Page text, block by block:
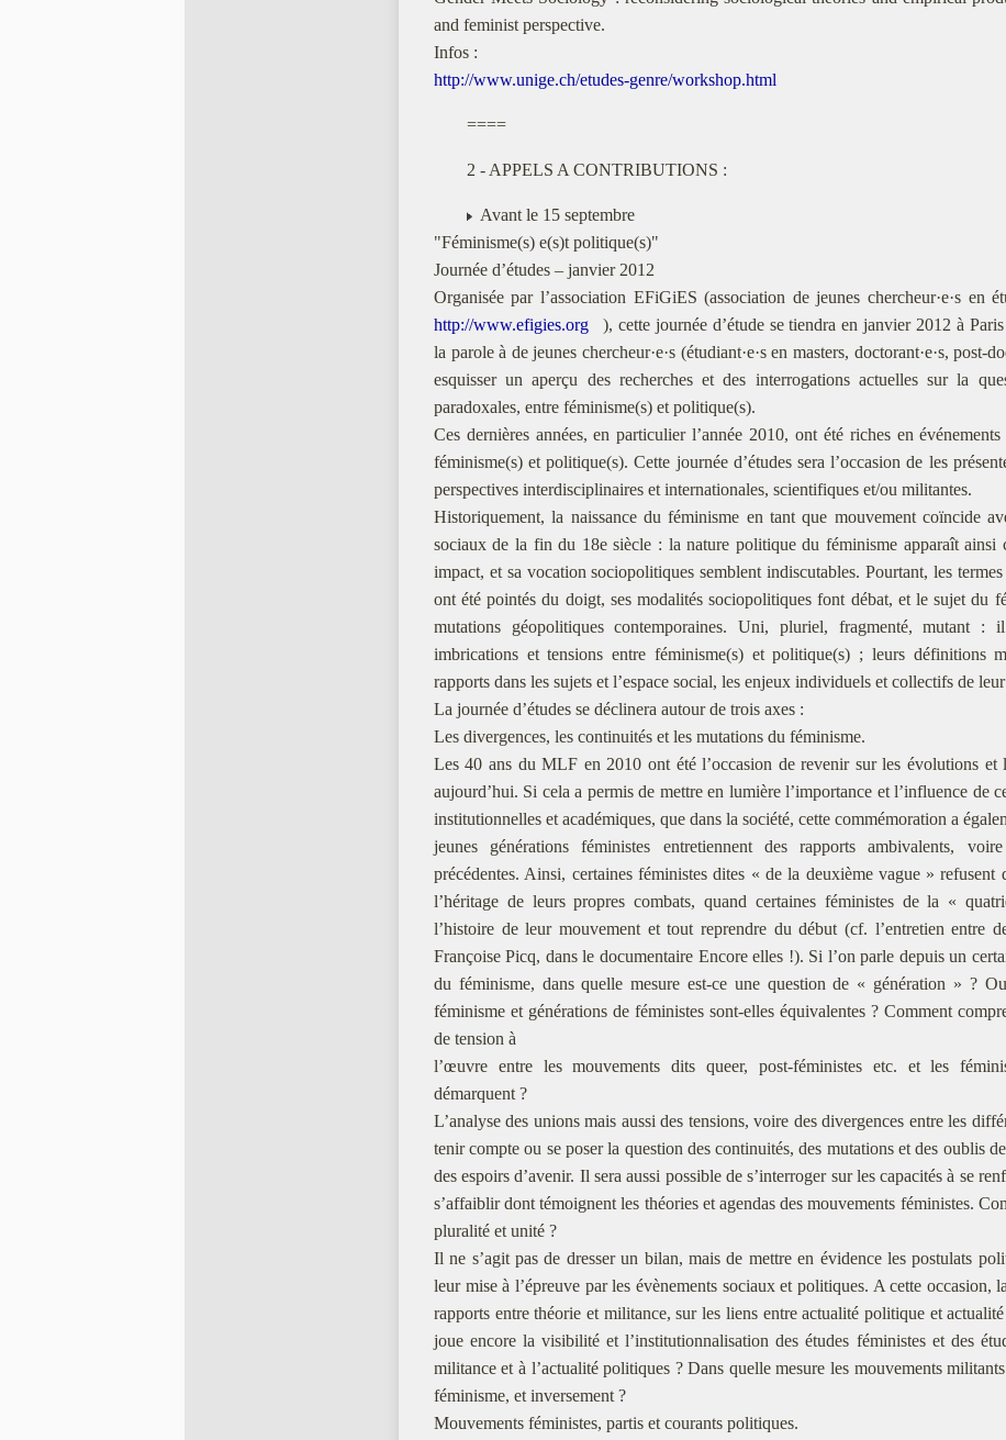
and feminist perspective.
Infos :
http://www.unige.ch/etudes-genre/workshop.html
====
2 - APPELS A CONTRIBUTIONS :
Avant le 15 septembre
"Féminisme(s) e(s)t politique(s)"
Journée d’études – janvier 2012
Organisée par l’association EFiGiES (association de jeunes chercheur·e·s en
http://www.efigies.org
), cette journée d’étude se tiendra en janvier 2012 à
la parole à de jeunes chercheur·e·s (étudiant·e·s en masters, doctorant·e·s, post-
esquisser un aperçu des recherches et des interrogations actuelles sur la
paradoxales, entre féminisme(s) et politique(s).
Ces dernières années, en particulier l’année 2010, ont été riches en
féminisme(s) et politique(s). Cette journée d’études sera l’occasion de les
perspectives interdisciplinaires et internationales, scientifiques et/ou militantes.
Historiquement, la naissance du féminisme en tant que mouvement coïncide
sociaux de la fin du 18e siècle : la nature politique du féminisme apparaît ainsi
impact, et sa vocation sociopolitiques semblent indiscutables. Pourtant, les
ont été pointés du doigt, ses modalités sociopolitiques font débat, et le sujet du
mutations géopolitiques contemporaines. Uni, pluriel, fragmenté, mutant :
imbrications et tensions entre féminisme(s) et politique(s) ; leurs définitions
rapports dans les sujets et l’espace social, les enjeux individuels et collectifs de
La journée d’études se déclinera autour de trois axes :
Les divergences, les continuités et les mutations du féminisme.
Les 40 ans du MLF en 2010 ont été l’occasion de revenir sur les évolutions et
aujourd’hui. Si cela a permis de mettre en lumière l’importance et l’influence de
institutionnelles et académiques, que dans la société, cette commémoration a
jeunes générations féministes entretiennent des rapports ambivalents,
précédentes. Ainsi, certaines féministes dites « de la deuxième vague » refusent
l’héritage de leurs propres combats, quand certaines féministes de la «
l’histoire de leur mouvement et tout reprendre du début (cf. l’entretien entre
Françoise Picq, dans le documentaire Encore elles !). Si l’on parle depuis un
du féminisme, dans quelle mesure est-ce une question de « génération » ?
féminisme et générations de féministes sont-elles équivalentes ? Comment
de tension à
l’œuvre entre les mouvements dits queer, post-féministes etc. et les
démarquent ?
L’analyse des unions mais aussi des tensions, voire des divergences entre les
tenir compte ou se poser la question des continuités, des mutations et des oublis
des espoirs d’avenir. Il sera aussi possible de s’interroger sur les capacités à se
s’affaiblir dont témoignent les théories et agendas des mouvements féministes.
pluralité et unité ?
Il ne s’agit pas de dresser un bilan, mais de mettre en évidence les postulats
leur mise à l’épreuve par les évènements sociaux et politiques. A cette occasion,
rapports entre théorie et militance, sur les liens entre actualité politique et
joue encore la visibilité et l’institutionnalisation des études féministes et des
militance et à l’actualité politiques ? Dans quelle mesure les mouvements
féminisme, et inversement ?
Mouvements féministes, partis et courants politiques.